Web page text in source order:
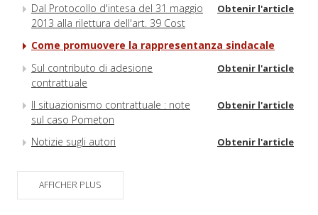
Dal Protocollo d'intesa del 31 maggio
2013 alla rilettura dell'art. 39 Cost
Obtenir l'article
Come promuovere la rappresentanza sindacale
Sul contributo di adesione
contrattuale
Obtenir l'article
Il situazionismo contrattuale : note
sul caso Pometon
Obtenir l'article
Notizie sugli autori Obtenir l'article
AFFICHER PLUS